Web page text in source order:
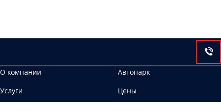
О компании
Автопарк
Услуги
Цены